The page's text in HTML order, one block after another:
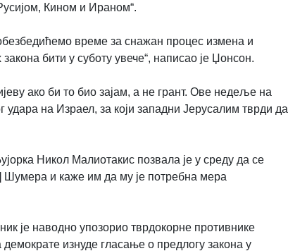
Кином и Ираном“.
време за снажан процес измена и
бити у суботу увече“, написао је Џонсон.
ако би то био зајам, а не грант. Ове недеље на
удара на Израел, за који западни Јерусалим тврди да
Никол Малиотакис позвала је у среду да се
Шумера и каже им да му је потребна мера
је наводно упозорио тврдокорне противнике
изнуде гласање о предлогу закона у